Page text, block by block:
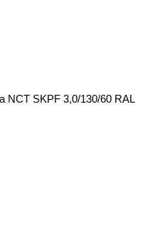
NCT SKPF 3,0/130/60 RAL